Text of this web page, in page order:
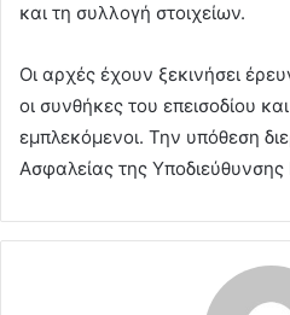
και τη συλλογή στοιχείων.
Οι αρχές έχουν ξεκινήσει
οι συνθήκες του επεισοδίου
εμπλεκόμενοι. Την υπόθεση
Ασφαλείας της Υποδιεύθυνσης